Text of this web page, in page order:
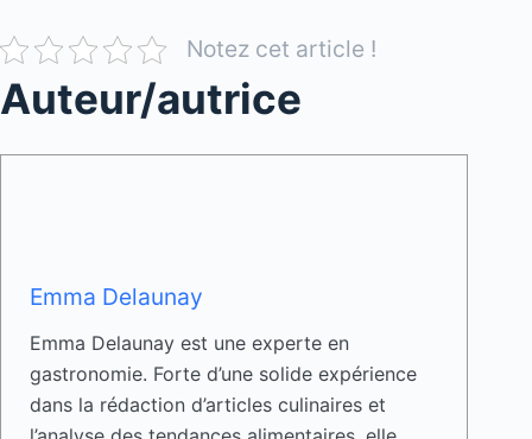
Notez cet article !
Auteur/autrice
Emma Delaunay
Emma Delaunay est une experte en
gastronomie. Forte d’une solide expérience
dans la rédaction d’articles culinaires et